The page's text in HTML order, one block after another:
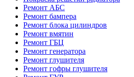
Ремонт АБС
Ремонт бампера
Ремонт блока цилиндров
Ремонт вмятин
Ремонт ГБЦ
Ремонт генератора
Ремонт глушителя
Ремонт гофры глушителя